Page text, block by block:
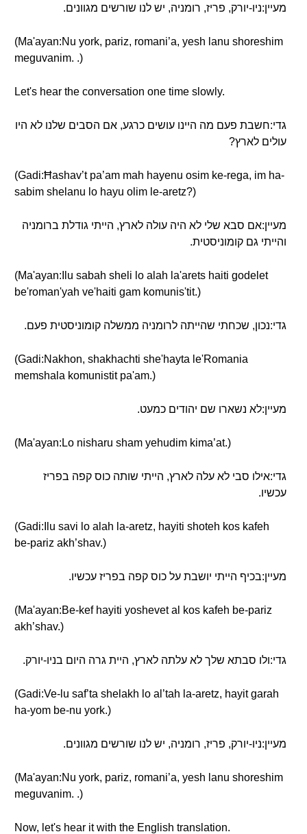
מעיין:ניו-יורק, פריז, רומניה, יש לנו שורשים מגוונים.
(Ma'ayan:Nu york, pariz, romani’a, yesh lanu shoreshim
meguvanim. .)
Let's hear the conversation one time slowly.
גדי:חשבת פעם מה היינו עושים כרגע, אם הסבים שלנו לא היו
עולים לארץ?
(Gadi:Ħashav’t pa’am mah hayenu osim ke-rega, im ha-
sabim shelanu lo hayu olim le-aretz?)
מעיין:אם סבא שלי לא היה עולה לארץ, הייתי גודלת ברומניה
והייתי גם קומוניסטית.
(Ma'ayan:Ilu sabah sheli lo alah la'arets haiti godelet
be'roman'yah ve'haiti gam komunis'tit.)
גדי:נכון, שכחתי שהייתה לרומניה ממשלה קומוניסטית פעם.
(Gadi:Nakhon, shakhachti she'hayta le'Romania
memshala komunistit pa'am.)
מעיין:לא נשארו שם יהודים כמעט.
(Ma'ayan:Lo nisharu sham yehudim kima’at.)
גדי:אילו סבי לא עלה לארץ, הייתי שותה כוס קפה בפריז
עכשיו.
(Gadi:Ilu savi lo alah la-aretz, hayiti shoteh kos kafeh
be-pariz akh’shav.)
מעיין:בכיף הייתי יושבת על כוס קפה בפריז עכשיו.
(Ma'ayan:Be-kef hayiti yoshevet al kos kafeh be-pariz
akh’shav.)
גדי:ולו סבתא שלך לא עלתה לארץ, היית גרה היום בניו-יורק.
(Gadi:Ve-lu saf’ta shelakh lo al’tah la-aretz, hayit garah
ha-yom be-nu york.)
מעיין:ניו-יורק, פריז, רומניה, יש לנו שורשים מגוונים.
(Ma'ayan:Nu york, pariz, romani’a, yesh lanu shoreshim
meguvanim. .)
Now, let's hear it with the English translation.